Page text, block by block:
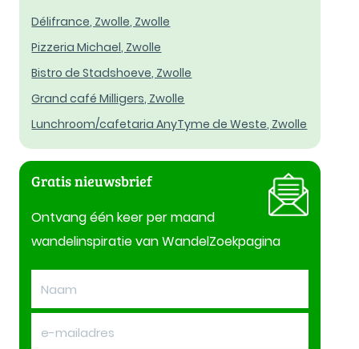
Délifrance, Zwolle, Zwolle
Pizzeria Michael, Zwolle
Bistro de Stadshoeve, Zwolle
Grand café Milligers, Zwolle
Lunchroom/cafetaria AnyTyme de Weste, Zwolle
Gratis nieuwsbrief
Ontvang één keer per maand
wandelinspiratie van WandelZoekpagina